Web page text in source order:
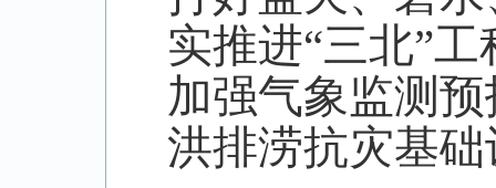
实推进“三北”
加强气象监测
洪排涝抗灾基